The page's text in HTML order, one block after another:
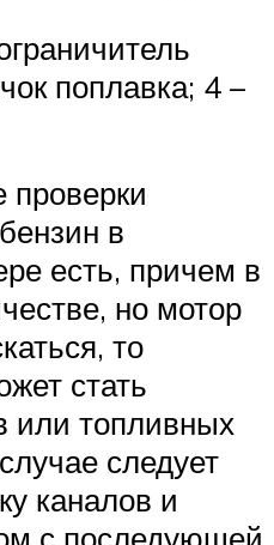
поплавка; 4 –
проверки
в
есть, причем в
но мотор
то
стать
или топливных
следует
каналов и